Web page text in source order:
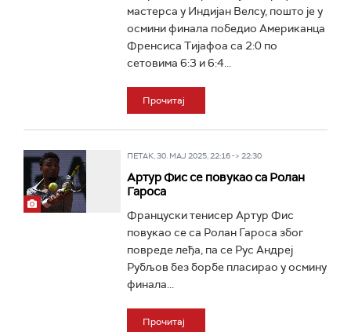
мастерса у Индијан Велсу, пошто је у
осмини финала победио Американца
Френсиса Тијафоа са 2:0 по
сетовима 6:3 и 6:4...
Прочитај
ПЕТАК, 30. МАЈ 2025, 22:16 -> 22:30
Артур Фис се повукао са Ролан
Гароса
Француски тенисер Артур Фис
повукао се са Ролан Гароса због
повреде леђа, па се Рус Андреј
Рубљов без борбе пласирао у осмину
финала...
Прочитај